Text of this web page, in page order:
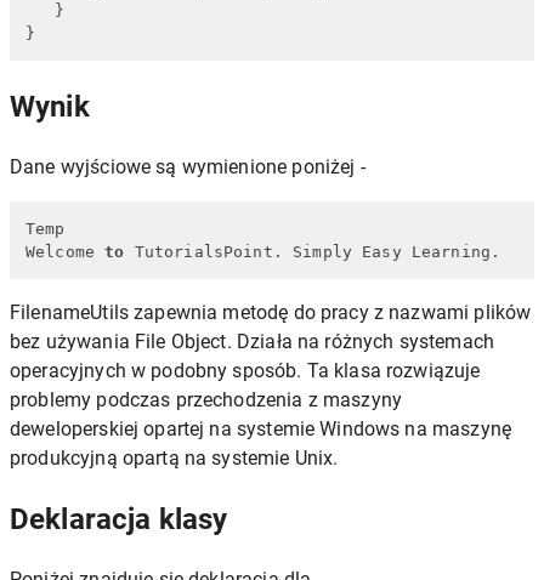
   }
}
Wynik
Dane wyjściowe są wymienione poniżej -
Temp
Welcome to TutorialsPoint. Simply Easy Learning.
FilenameUtils zapewnia metodę do pracy z nazwami plików
bez używania File Object. Działa na różnych systemach
operacyjnych w podobny sposób. Ta klasa rozwiązuje
problemy podczas przechodzenia z maszyny
deweloperskiej opartej na systemie Windows na maszynę
produkcyjną opartą na systemie Unix.
Deklaracja klasy